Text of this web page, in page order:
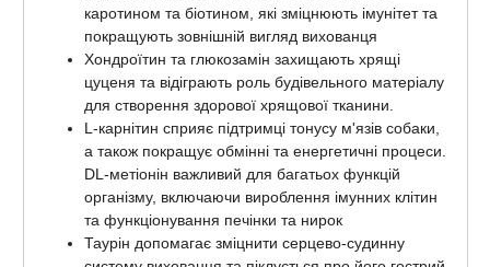
каротином та біотином, які зміцнюють імунітет та
покращують зовнішній вигляд вихованця
Хондроїтин та глюкозамін захищають хрящі
цуценя та відіграють роль будівельного матеріалу
для створення здорової хрящової тканини.
L-карнітин сприяє підтримці тонусу м'язів собаки,
а також покращує обмінні та енергетичні процеси.
DL-метіонін важливий для багатьох функцій
організму, включаючи вироблення імунних клітин
та функціонування печінки та нирок
Таурін допомагає зміцнити серцево-судинну